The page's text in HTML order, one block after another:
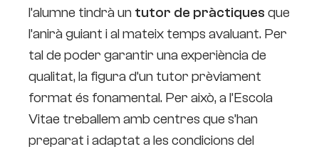
l’alumne tindrà un tutor de pràctiques que
l’anirà guiant i al mateix temps avaluant. Per
tal de poder garantir una experiència de
qualitat, la figura d’un tutor prèviament
format és fonamental. Per això, a l’Escola
Vitae treballem amb centres que s’han
preparat i adaptat a les condicions del